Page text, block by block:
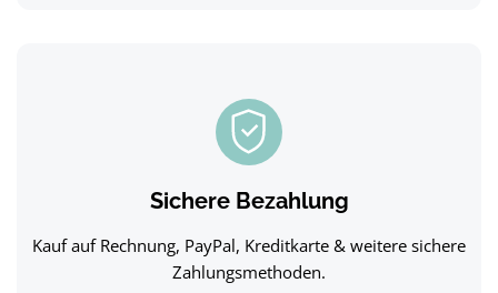
Sichere Bezahlung
Kauf auf Rechnung, PayPal, Kreditkarte & weitere sichere
Zahlungsmethoden.